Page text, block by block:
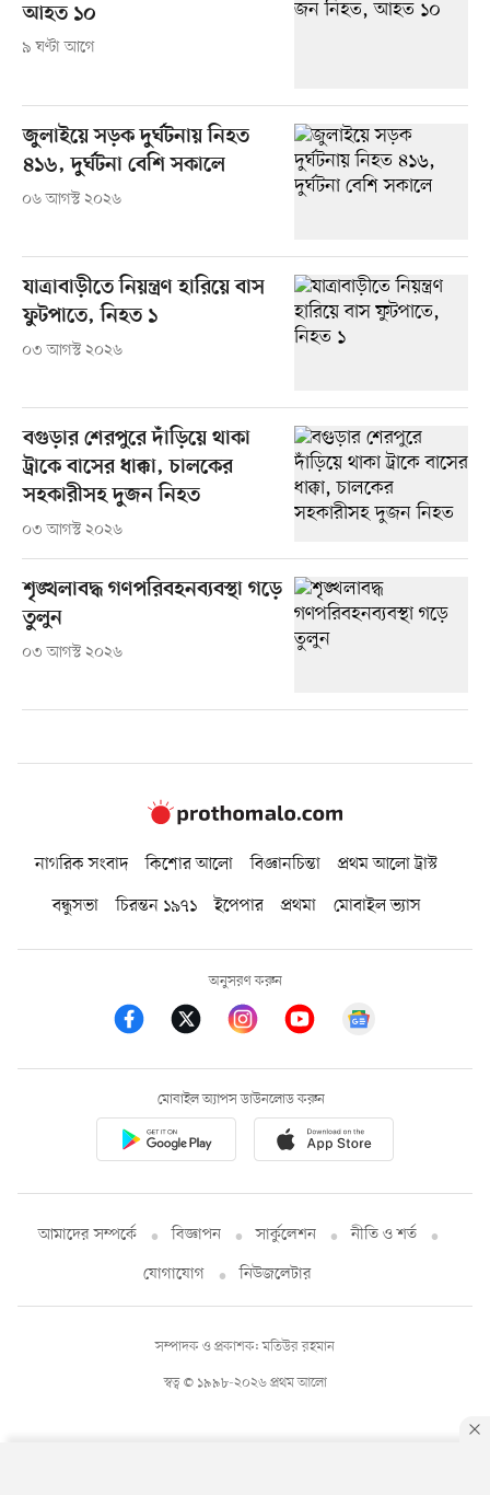
আহত ১০
৯ ঘণ্টা আগে
জুলাইয়ে সড়ক দুর্ঘটনায় নিহত
৪১৬, দুর্ঘটনা বেশি সকালে
০৬ আগস্ট ২০২৬
যাত্রাবাড়ীতে নিয়ন্ত্রণ হারিয়ে বাস
ফুটপাতে, নিহত ১
০৩ আগস্ট ২০২৬
বগুড়ার শেরপুরে দাঁড়িয়ে থাকা
ট্রাকে বাসের ধাক্কা, চালকের
সহকারীসহ দুজন নিহত
০৩ আগস্ট ২০২৬
শৃঙ্খলাবদ্ধ গণপরিবহনব্যবস্থা গড়ে
তুলুন
০৩ আগস্ট ২০২৬
নাগরিক সংবাদ কিশোর আলো বিজ্ঞানচিন্তা
প্রথম আলো ট্রাস্ট
বন্ধুসভা
চিরন্তন ১৯৭১ ইপেপার প্রথমা মোবাইল ভ্যাস
অনুসরণ করুন
মোবাইল অ্যাপস ডাউনলোড করুন
আমাদের সম্পর্কে বিজ্ঞাপন সার্কুলেশন
নীতি ও শর্ত
যোগাযোগ
নিউজলেটার
স্বত্ব © ১৯৯৮-২০২৬ প্রথম আলো
সম্পাদক ও প্রকাশক: মতিউর রহমান